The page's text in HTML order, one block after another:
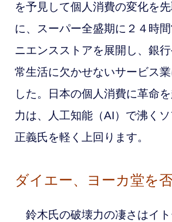
を予見して個人消費の変化を
に、スーパー全盛期に２４時
ニエンスストアを展開し、銀
常生活に欠かせないサービス
した。日本の個人消費に革命
力は、人工知能（AI）で沸く
正義氏を軽く上回ります。
ダイエー、ヨーカ堂を
鈴木氏の破壊力の凄さはイ